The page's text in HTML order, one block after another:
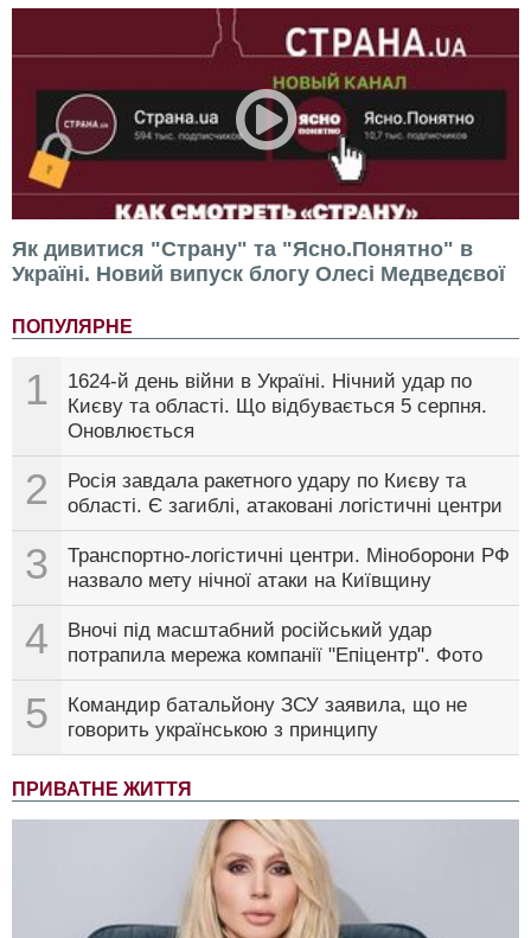
Як дивитися "Страну" та "Ясно.Понятно" в
Україні. Новий випуск блогу Олесі Медведєвої
ПОПУЛЯРНЕ
1
1624-й день війни в Україні. Нічний удар по
Києву та області. Що відбувається 5 серпня.
Оновлюється
2
Росія завдала ракетного удару по Києву та
області. Є загиблі, атаковані логістичні центри
3
Транспортно-логістичні центри. Міноборони РФ
назвало мету нічної атаки на Київщину
4
Вночі під масштабний російський удар
потрапила мережа компанії "Епіцентр". Фото
5
Командир батальйону ЗСУ заявила, що не
говорить українською з принципу
ПРИВАТНЕ ЖИТТЯ